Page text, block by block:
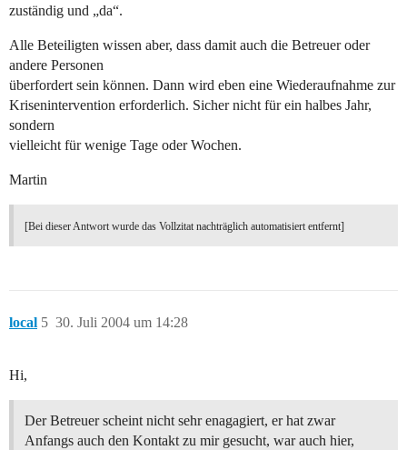
zuständig und „da“.
Alle Beteiligten wissen aber, dass damit auch die Betreuer oder
andere Personen
überfordert sein können. Dann wird eben eine Wiederaufnahme zur
Krisenintervention erforderlich. Sicher nicht für ein halbes Jahr,
sondern
vielleicht für wenige Tage oder Wochen.
Martin
[Bei dieser Antwort wurde das Vollzitat nachträglich automatisiert entfernt]
local 30. Juli 2004 um 14:28
5
Hi,
Der Betreuer scheint nicht sehr enagagiert, er hat zwar
Anfangs auch den Kontakt zu mir gesucht, war auch hier,